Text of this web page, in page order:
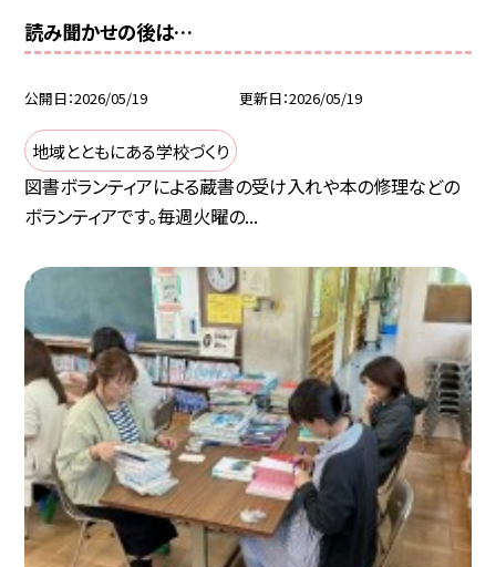
読み聞かせの後は…
公開日 2026/05/19 更新日 2026/05/19
地域とともにある学校づくり
図書ボランティアによる蔵書の受け入れや本の修理などの
ボランティアです。毎週火曜の...